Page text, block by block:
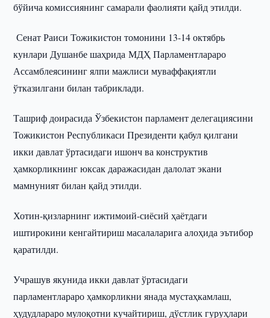
бўйича комиссиянинг самарали фаолияти қайд этилди.
Сенат Раиси Тожикистон томонини 13-14 октябрь
кунлари Душанбе шаҳрида МДҲ Парламентлараро
Ассамблеясининг ялпи мажлиси муваффақиятли
ўтказилгани билан табриклади.
Ташриф доирасида Ўзбекистон парламент делегациясини
Тожикистон Республикаси Президенти қабул қилгани
икки давлат ўртасидаги ишонч ва конструктив
ҳамкорликнинг юксак даражасидан далолат экани
мамнуният билан қайд этилди.
Хотин-қизларнинг ижтимоий-сиёсий ҳаётдаги
иштирокини кенгайтириш масалаларига алоҳида эътибор
қаратилди.
Учрашув якунида икки давлат ўртасидаги
парламентлараро ҳамкорликни янада мустаҳкамлаш,
ҳудудлараро мулоқотни кучайтириш, дўстлик гуруҳлари